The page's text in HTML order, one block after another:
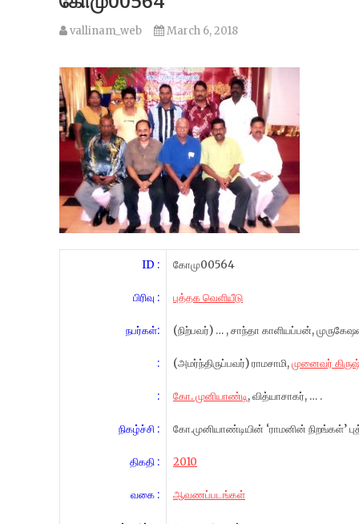
vallinam_web March 6, 2018
ID :
பிரிவு :
நபர்கள்:
:
:
நிகழ்ச்சி :
திகதி :
வகை :
கோமு00564
புத்தக வெளியீடு
(நிற்பவர்) … , சாந்தா காளியப்பன்,
(அமர்ந்திருப்பவர்) ராமசாமி,முனைவர்
கோ. முனியாண்டி, வித்யாசாகர், … .
கோ.முனியாண்டியின் ‘ராமனின் நிறங்கள்’
2010
ஆவணப்படங்கள்